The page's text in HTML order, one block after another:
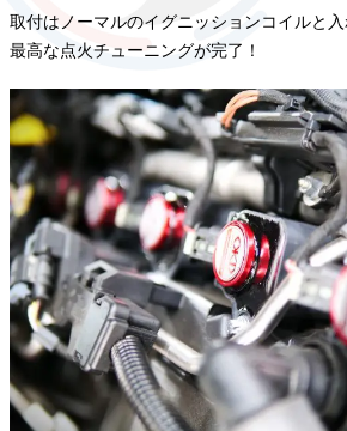
取付はノーマルのイグニッションコイルと
最高な点火チューニングが完了！